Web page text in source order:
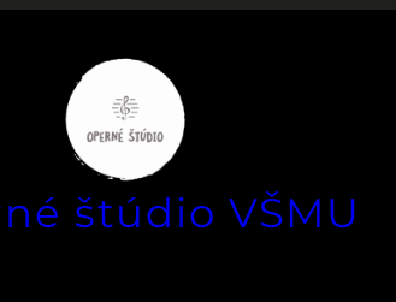
štúdio VŠMU